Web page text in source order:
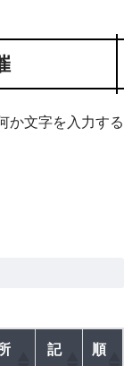
か文字を入力する
記
順